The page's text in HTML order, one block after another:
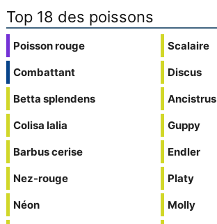
Top 18 des poissons
Poisson rouge
Combattant
Betta splendens
Colisa lalia
Barbus cerise
Nez-rouge
Néon
Scalaire
Discus
Ancistrus
Guppy
Endler
Platy
Molly